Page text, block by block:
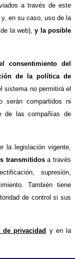
a través de este
en su caso, uso de la
de la web),y la posible
consentimiento del
de la política de
sistema no permitirá el
serán compartidos ni
de las compañías de
la legislación vigente,
transmitidosa través
supresión,
También tiene
de control si sus
de privacidad y en la